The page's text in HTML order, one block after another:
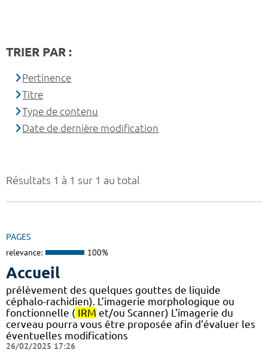
Résultats 1 à 1 sur 1 au total
PAGES
relevance: 100%
Accueil
prélèvement des quelques gouttes de liquide
céphalo-rachidien). L’imagerie morphologique ou
fonctionnelle ( IRM et/ou Scanner) L'imagerie du
cerveau pourra vous être proposée afin d’évaluer les
éventuelles modifications
26/02/2025 17:26
TRIER PAR :
Pertinence
Titre
Type de contenu
Date de dernière modification